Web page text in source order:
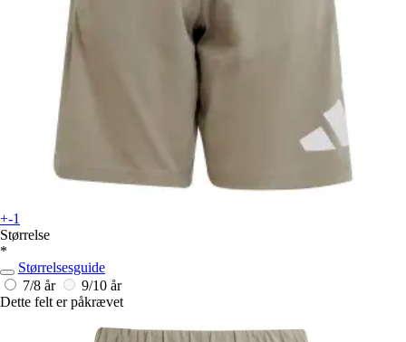
+-1
Størrelse
*
Størrelsesguide
7/8 år
9/10 år
Dette felt er påkrævet